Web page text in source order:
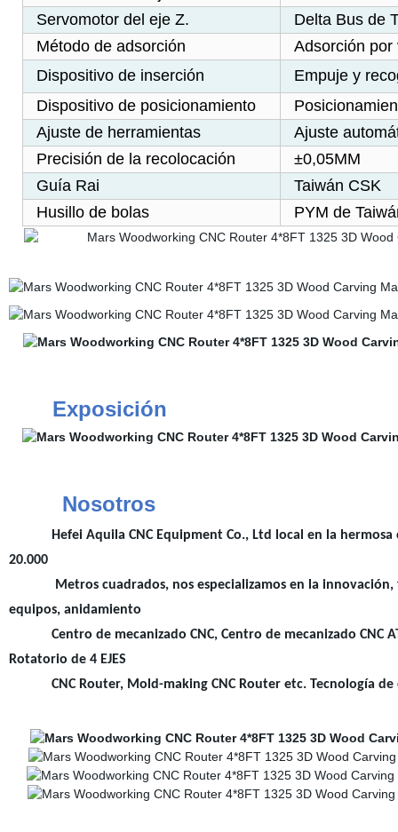
Servomotor del eje Z.
Delta Bus de
Método de adsorción
Adsorción
Dispositivo de inserción
Empuje y
Dispositivo de posicionamiento
Ajuste de herramientas
Ajuste
Precisión de la recolocación
±0,05MM
Guía Rai
Taiwán CSK
Husillo de bolas
PYM de
Exposición
Nosotros
Hefei Aquila CNC Equipment Co., Ltd local en la hermosa
20.000
Metros cuadrados, nos especializamos en la innovación,
equipos, anidamiento
Centro de mecanizado CNC, Centro de mecanizado CNC
Rotatorio de 4 EJES
CNC Router, Mold-making CNC Router etc. Tecnología de